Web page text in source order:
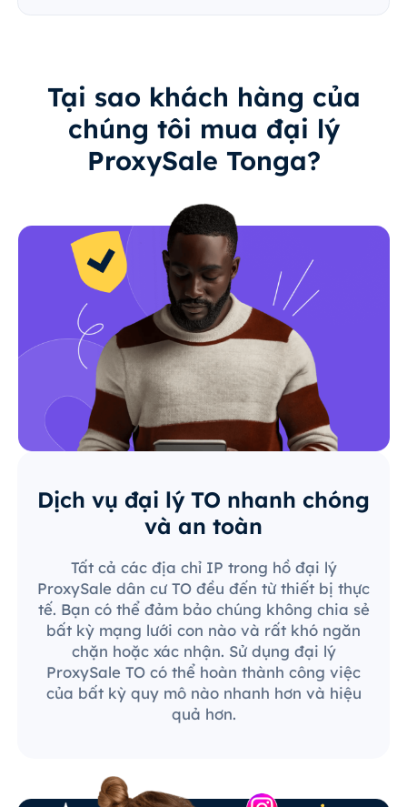
Tại sao khách hàng của
chúng tôi mua đại lý
ProxySale Tonga?
Dịch vụ đại lý TO nhanh chóng
và an toàn
Tất cả các địa chỉ IP trong hồ đại lý
ProxySale dân cư TO đều đến từ thiết bị thực
tế. Bạn có thể đảm bảo chúng không chia sẻ
bất kỳ mạng lưới con nào và rất khó ngăn
chặn hoặc xác nhận. Sử dụng đại lý
ProxySale TO có thể hoàn thành công việc
của bất kỳ quy mô nào nhanh hơn và hiệu
quả hơn.